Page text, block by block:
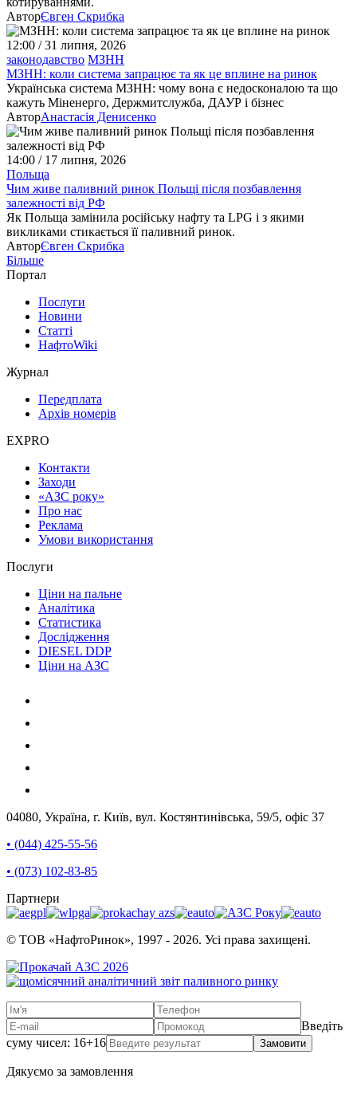
АвторЄвген Скрибка
12:00 / 31 липня, 2026
законодавство МЗНН
МЗНН: коли система запрацює та як це вплине на ринок
Українська система МЗНН: чому вона є недосконалою та що
кажуть Міненерго, Держмитслужба, ДАУР і бізнес
АвторАнастасія Денисенко
14:00 / 17 липня, 2026
Польща
Чим живе паливний ринок Польщі після позбавлення
залежності від РФ
Як Польща замінила російську нафту та LPG і з якими
викликами стикається її паливний ринок.
АвторЄвген Скрибка
Більше
Портал
Послуги
Новини
Статті
НафтоWiki
Журнал
Передплата
Архів номерів
EXPRO
Контакти
Заходи
«АЗС року»
Про нас
Реклама
Умови використання
Послуги
Ціни на пальне
Аналітика
Статистика
Дослідження
DIESEL DDP
Ціни на АЗС
04080, Україна, г. Київ, вул. Костянтинівська, 59/5, офіс 37
• (044) 425-55-56
• (073) 102-83-85
Партнери
© ТОВ «НафтоРинок», 1997 - 2026. Усі права захищені.
Введіть
суму чисел: 16+16
Замовити
Дякуємо за замовлення